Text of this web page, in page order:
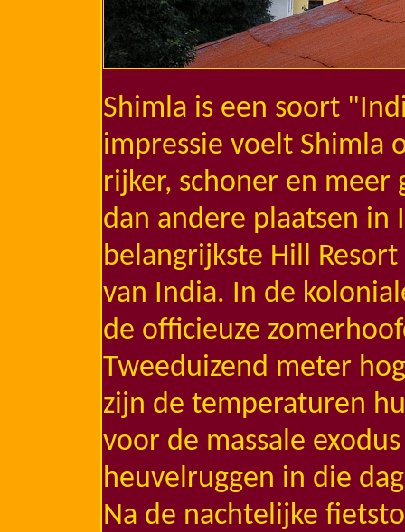
Shimla is een soort
impressie voelt Shimla
rijker, schoner en meer
dan andere plaatsen in
belangrijkste Hill
van India. In de
de officieuze
Tweeduizend meter
zijn de temperaturen
voor de massale
heuvelruggen in die
Na de nachtelijke